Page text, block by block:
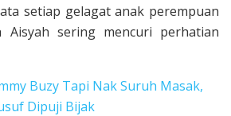
setiap gelagat anak perempuan
Aisyah sering mencuri perhatian
Buzy Tapi Nak Suruh Masak,
Dipuji Bijak